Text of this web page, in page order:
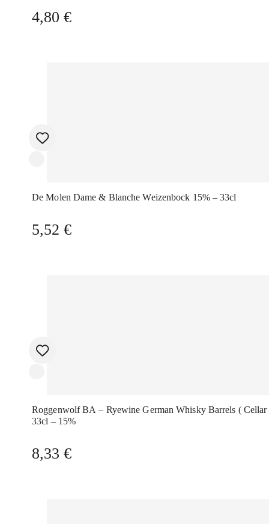
4,80 €
De Molen Dame & Blanche Weizenbock 15% – 33cl
5,52 €
Roggenwolf BA – Ryewine German Whisky Barrels ( Cellar Series)
33cl – 15%
8,33 €